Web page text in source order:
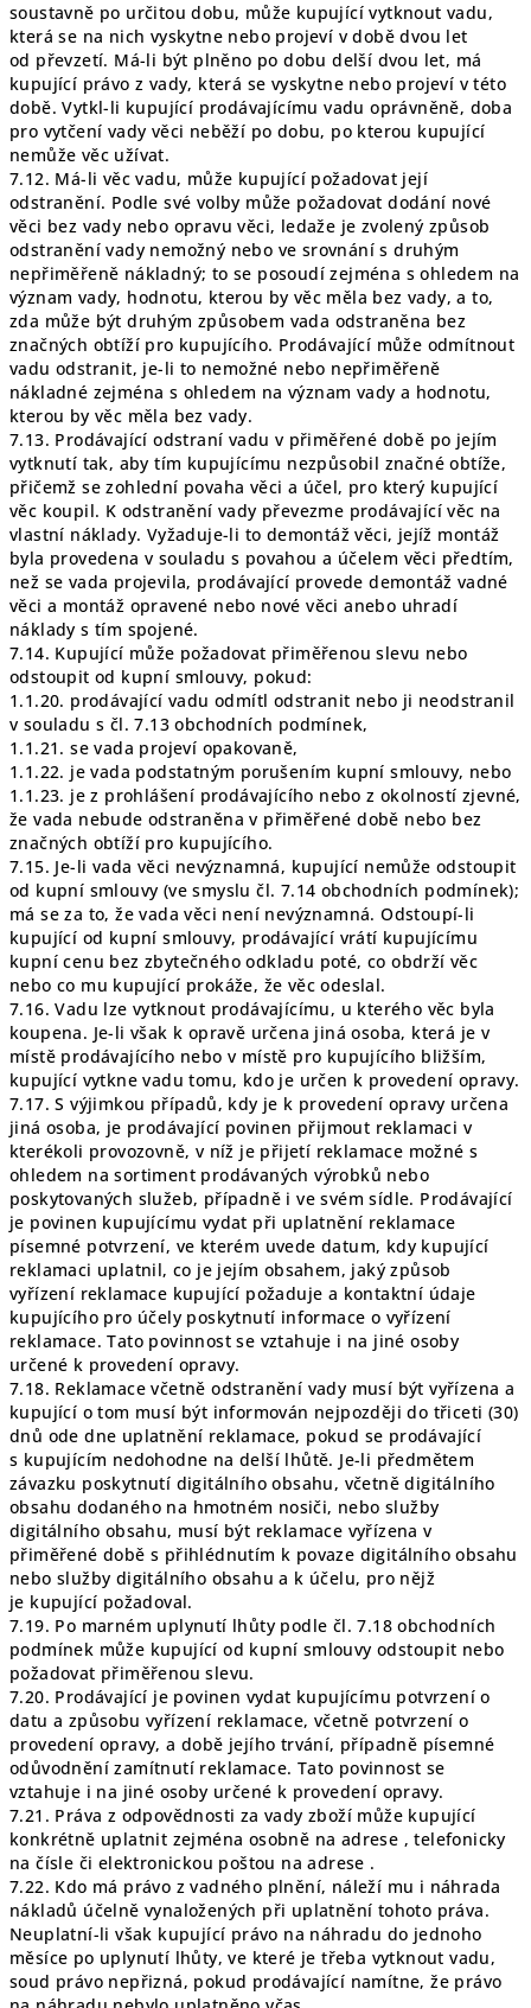
soustavně po určitou dobu, může kupující vytknout vadu,
která se na nich vyskytne nebo projeví v době dvou let
od převzetí. Má-li být plněno po dobu delší dvou let, má
kupující právo z vady, která se vyskytne nebo projeví v této
době. Vytkl-li kupující prodávajícímu vadu oprávněně, doba
pro vytčení vady věci neběží po dobu, po kterou kupující
nemůže věc užívat.
7.12. Má-li věc vadu, může kupující požadovat její
odstranění. Podle své volby může požadovat dodání nové
věci bez vady nebo opravu věci, ledaže je zvolený způsob
odstranění vady nemožný nebo ve srovnání s druhým
nepřiměřeně nákladný; to se posoudí zejména s ohledem na
význam vady, hodnotu, kterou by věc měla bez vady, a to,
zda může být druhým způsobem vada odstraněna bez
značných obtíží pro kupujícího. Prodávající může odmítnout
vadu odstranit, je-li to nemožné nebo nepřiměřeně
nákladné zejména s ohledem na význam vady a hodnotu,
kterou by věc měla bez vady.
7.13. Prodávající odstraní vadu v přiměřené době po jejím
vytknutí tak, aby tím kupujícímu nezpůsobil značné obtíže,
přičemž se zohlední povaha věci a účel, pro který kupující
věc koupil. K odstranění vady převezme prodávající věc na
vlastní náklady. Vyžaduje-li to demontáž věci, jejíž montáž
byla provedena v souladu s povahou a účelem věci předtím,
než se vada projevila, prodávající provede demontáž vadné
věci a montáž opravené nebo nové věci anebo uhradí
náklady s tím spojené.
7.14. Kupující může požadovat přiměřenou slevu nebo
odstoupit od kupní smlouvy, pokud:
1.1.20. prodávající vadu odmítl odstranit nebo ji neodstranil
v souladu s čl. 7.13 obchodních podmínek,
1.1.21. se vada projeví opakovaně,
1.1.22. je vada podstatným porušením kupní smlouvy, nebo
1.1.23. je z prohlášení prodávajícího nebo z okolností zjevné,
že vada nebude odstraněna v přiměřené době nebo bez
značných obtíží pro kupujícího.
7.15. Je-li vada věci nevýznamná, kupující nemůže odstoupit
od kupní smlouvy (ve smyslu čl. 7.14 obchodních podmínek);
má se za to, že vada věci není nevýznamná. Odstoupí-li
kupující od kupní smlouvy, prodávající vrátí kupujícímu
kupní cenu bez zbytečného odkladu poté, co obdrží věc
nebo co mu kupující prokáže, že věc odeslal.
7.16. Vadu lze vytknout prodávajícímu, u kterého věc byla
koupena. Je-li však k opravě určena jiná osoba, která je v
místě prodávajícího nebo v místě pro kupujícího bližším,
kupující vytkne vadu tomu, kdo je určen k provedení opravy.
7.17. S výjimkou případů, kdy je k provedení opravy určena
jiná osoba, je prodávající povinen přijmout reklamaci v
kterékoli provozovně, v níž je přijetí reklamace možné s
ohledem na sortiment prodávaných výrobků nebo
poskytovaných služeb, případně i ve svém sídle. Prodávající
je povinen kupujícímu vydat při uplatnění reklamace
písemné potvrzení, ve kterém uvede datum, kdy kupující
reklamaci uplatnil, co je jejím obsahem, jaký způsob
vyřízení reklamace kupující požaduje a kontaktní údaje
kupujícího pro účely poskytnutí informace o vyřízení
reklamace. Tato povinnost se vztahuje i na jiné osoby
určené k provedení opravy.
7.18. Reklamace včetně odstranění vady musí být vyřízena a
kupující o tom musí být informován nejpozději do třiceti (30)
dnů ode dne uplatnění reklamace, pokud se prodávající
s kupujícím nedohodne na delší lhůtě. Je-li předmětem
závazku poskytnutí digitálního obsahu, včetně digitálního
obsahu dodaného na hmotném nosiči, nebo služby
digitálního obsahu, musí být reklamace vyřízena v
přiměřené době s přihlédnutím k povaze digitálního obsahu
nebo služby digitálního obsahu a k účelu, pro nějž
je kupující požadoval.
7.19. Po marném uplynutí lhůty podle čl. 7.18 obchodních
podmínek může kupující od kupní smlouvy odstoupit nebo
požadovat přiměřenou slevu.
7.20. Prodávající je povinen vydat kupujícímu potvrzení o
datu a způsobu vyřízení reklamace, včetně potvrzení o
provedení opravy, a době jejího trvání, případně písemné
odůvodnění zamítnutí reklamace. Tato povinnost se
vztahuje i na jiné osoby určené k provedení opravy.
7.21. Práva z odpovědnosti za vady zboží může kupující
konkrétně uplatnit zejména osobně na adrese , telefonicky
na čísle či elektronickou poštou na adrese .
7.22. Kdo má právo z vadného plnění, náleží mu i náhrada
nákladů účelně vynaložených při uplatnění tohoto práva.
Neuplatní-li však kupující právo na náhradu do jednoho
měsíce po uplynutí lhůty, ve které je třeba vytknout vadu,
soud právo nepřizná, pokud prodávající namítne, že právo